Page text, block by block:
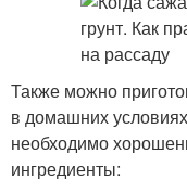
Также можно
в домашних
необходимо
ингредиенты: